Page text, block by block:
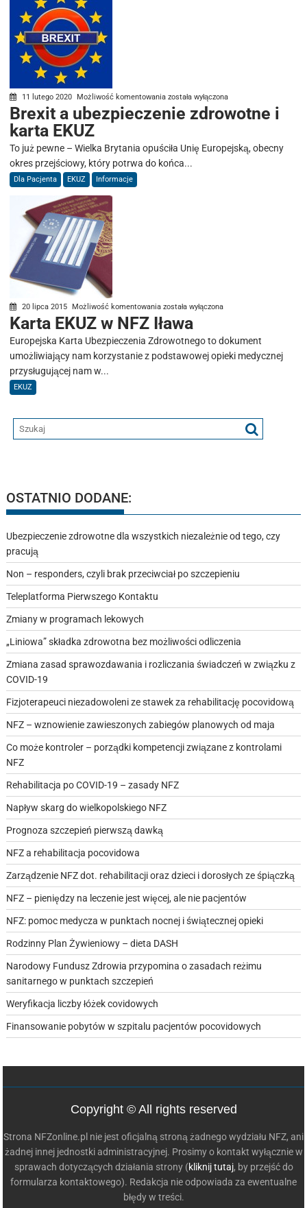
11 lutego 2020 Możliwość komentowaniaBrexit
a
została wyłączona
Brexit a ubezpieczenie zdrowotne i
karta EKUZ
To już pewne – Wielka Brytania opuściła Unię Europejską, obecny
okres przejściowy, który potrwa do końca...
Dla Pacjenta EKUZ Informacje
20 lipca 2015 Możliwość komentowaniaKarta
EKUZ
NFZ
została wyłączona
Karta EKUZ w NFZ Iława
Europejska Karta Ubezpieczenia Zdrowotnego to dokument
umożliwiający nam korzystanie z podstawowej opieki medycznej
przysługującej nam w...
EKUZ
OSTATNIO DODANE:
Ubezpieczenie zdrowotne dla wszystkich niezależnie od tego, czy
pracują
Non – responders, czyli brak przeciwciał po szczepieniu
Teleplatforma Pierwszego Kontaktu
Zmiany w programach lekowych
„Liniowa” składka zdrowotna bez możliwości odliczenia
Zmiana zasad sprawozdawania i rozliczania świadczeń w związku z
COVID-19
Fizjoterapeuci niezadowoleni ze stawek za rehabilitację pocovidową
NFZ – wznowienie zawieszonych zabiegów planowych od maja
Co może kontroler – porządki kompetencji związane z kontrolami
NFZ
Rehabilitacja po COVID-19 – zasady NFZ
Napływ skarg do wielkopolskiego NFZ
Prognoza szczepień pierwszą dawką
NFZ a rehabilitacja pocovidowa
Zarządzenie NFZ dot. rehabilitacji oraz dzieci i dorosłych ze śpiączką
NFZ – pieniędzy na leczenie jest więcej, ale nie pacjentów
NFZ: pomoc medycza w punktach nocnej i świątecznej opieki
Rodzinny Plan Żywieniowy – dieta DASH
Narodowy Fundusz Zdrowia przypomina o zasadach reżimu
sanitarnego w punktach szczepień
Weryfikacja liczby łóżek covidowych
Finansowanie pobytów w szpitalu pacjentów pocovidowych
Copyright © All rights reserved
Strona NFZonline.pl nie jest oficjalną stroną żadnego wydziału NFZ, ani
żadnej innej jednostki administracyjnej. Prosimy o kontakt wyłącznie w
sprawach dotyczących działania strony (kliknij tutaj, by przejść do
formularza kontaktowego). Redakcja nie odpowiada za ewentualne
błędy w treści.